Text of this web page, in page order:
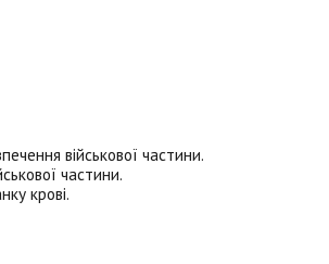
військової частини.
частини.
крові.